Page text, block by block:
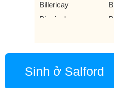
Billericay
Birmingham
Bristol
Sinh ở Salford